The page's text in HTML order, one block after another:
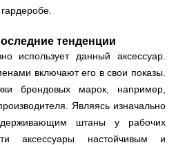
тенденции
использует данный аксессуар.
включают его в свои показы.
брендовых марок, например,
Являясь изначально
штаны у рабочих
аксессуары настойчивым и